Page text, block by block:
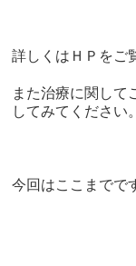
詳しくはＨＰをご
また治療に関して
してみてください。
今回はここまでで